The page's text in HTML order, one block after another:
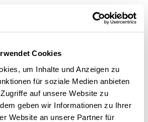
Cookies
um Inhalte und Anzeigen zu
für soziale Medien anbieten
auf unsere Website zu
geben wir Informationen zu Ihrer
Website an unsere Partner für
KONTAKT
Cerería Mollá
Spray-Tester 3ml